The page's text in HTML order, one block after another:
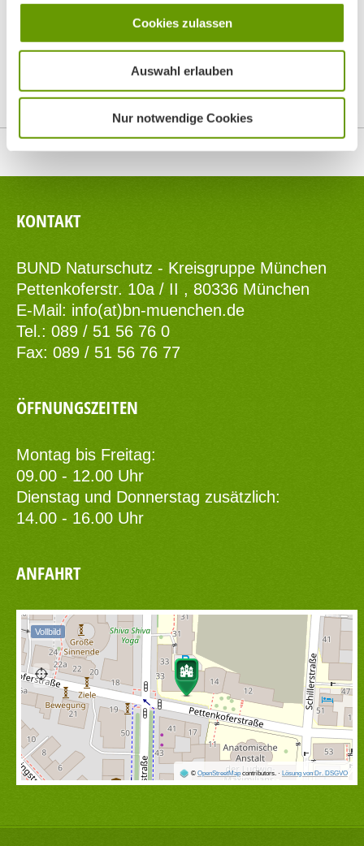
Cookies zulassen
Auswahl erlauben
Nur notwendige Cookies
Top
KONTAKT
BUND Naturschutz - Kreisgruppe München
Pettenkoferstr. 10a / II , 80336 München
E-Mail: info(at)bn-muenchen.de
Tel.: 089 / 51 56 76 0
Fax: 089 / 51 56 76 77
ÖFFNUNGSZEITEN
Montag bis Freitag:
09.00 - 12.00 Uhr
Dienstag und Donnerstag zusätzlich:
14.00 - 16.00 Uhr
ANFAHRT
© OpenStreetMapcontributors. · Lösung von Dr. DSGVO
Vollbild